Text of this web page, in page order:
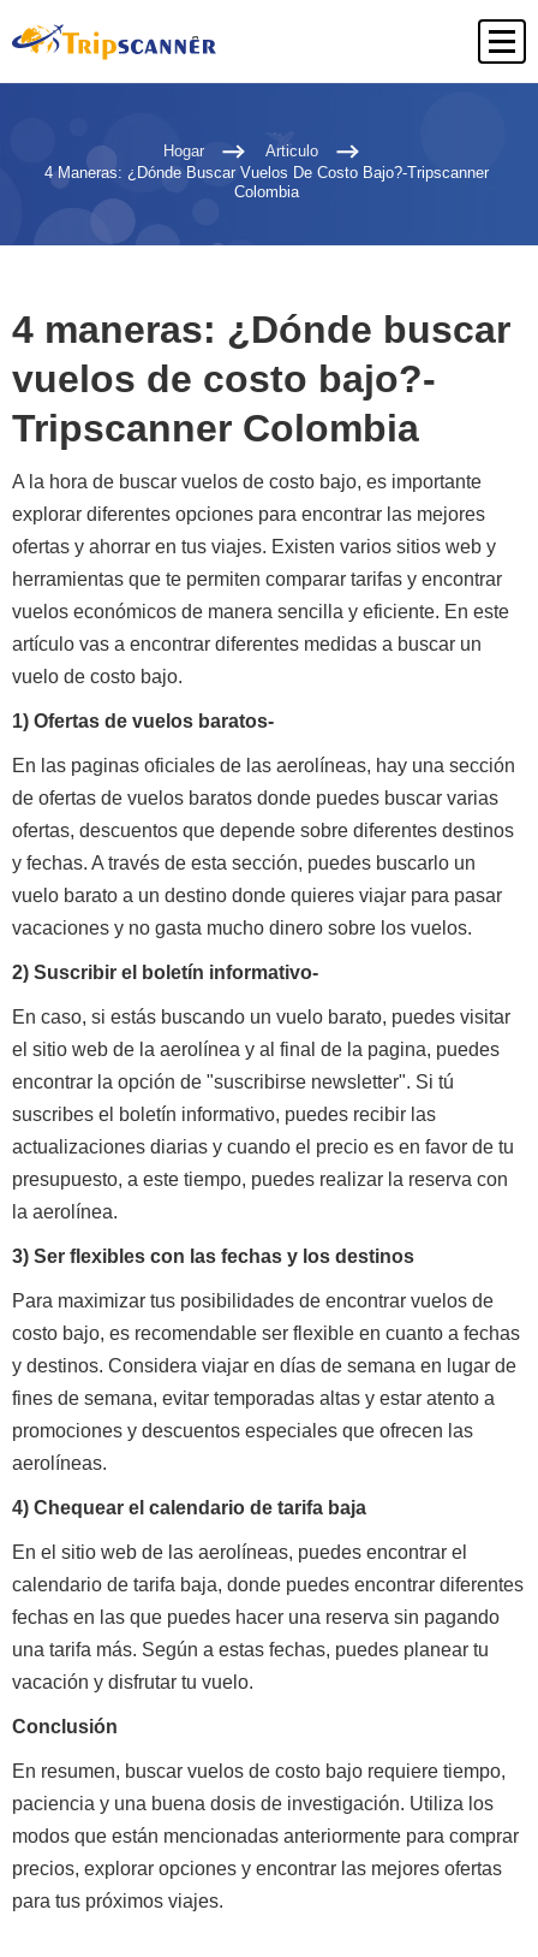
Hogar
Articulo
4 Maneras: ¿Dónde Buscar Vuelos De Costo Bajo?-Tripscanner
Colombia
4 maneras: ¿Dónde buscar
vuelos de costo bajo?-
Tripscanner Colombia
A la hora de buscar vuelos de costo bajo, es importante
explorar diferentes opciones para encontrar las mejores
ofertas y ahorrar en tus viajes. Existen varios sitios web y
herramientas que te permiten comparar tarifas y encontrar
vuelos económicos de manera sencilla y eficiente. En este
artículo vas a encontrar diferentes medidas a buscar un
vuelo de costo bajo.
1) Ofertas de vuelos baratos-
En las paginas oficiales de las aerolíneas, hay una sección
de ofertas de vuelos baratos donde puedes buscar varias
ofertas, descuentos que depende sobre diferentes destinos
y fechas. A través de esta sección, puedes buscarlo un
vuelo barato a un destino donde quieres viajar para pasar
vacaciones y no gasta mucho dinero sobre los vuelos.
2) Suscribir el boletín informativo-
En caso, si estás buscando un vuelo barato, puedes visitar
el sitio web de la aerolínea y al final de la pagina, puedes
encontrar la opción de "suscribirse newsletter". Si tú
suscribes el boletín informativo, puedes recibir las
actualizaciones diarias y cuando el precio es en favor de tu
presupuesto, a este tiempo, puedes realizar la reserva con
la aerolínea.
3) Ser flexibles con las fechas y los destinos
Para maximizar tus posibilidades de encontrar vuelos de
costo bajo, es recomendable ser flexible en cuanto a fechas
y destinos. Considera viajar en días de semana en lugar de
fines de semana, evitar temporadas altas y estar atento a
promociones y descuentos especiales que ofrecen las
aerolíneas.
4) Chequear el calendario de tarifa baja
En el sitio web de las aerolíneas, puedes encontrar el
calendario de tarifa baja, donde puedes encontrar diferentes
fechas en las que puedes hacer una reserva sin pagando
una tarifa más. Según a estas fechas, puedes planear tu
vacación y disfrutar tu vuelo.
Conclusión
En resumen, buscar vuelos de costo bajo requiere tiempo,
paciencia y una buena dosis de investigación. Utiliza los
modos que están mencionadas anteriormente para comprar
precios, explorar opciones y encontrar las mejores ofertas
para tus próximos viajes.